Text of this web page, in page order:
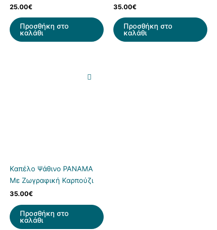
25.00€
Προσθήκη στο
καλάθι
35.00€
Προσθήκη στο
καλάθι
Καπέλο Ψάθινο PANAMA
Με Ζωγραφική Καρπούζι
35.00€
Προσθήκη στο
καλάθι